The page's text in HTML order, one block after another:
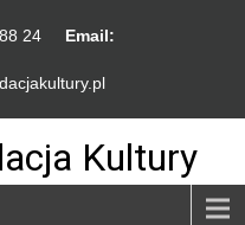
88 24 Email:
Kultury